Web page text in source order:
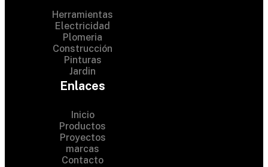
Herramientas
Electricidad
Plomeria
Construcción
Pinturas
Jardin
Enlaces
Inicio
Productos
Proyectos
marcas
Contacto